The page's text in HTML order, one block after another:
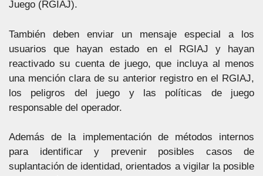
Juego (RGIAJ).
También deben enviar un mensaje especial a los
usuarios que hayan estado en el RGIAJ y hayan
reactivado su cuenta de juego, que incluya al menos
una mención clara de su anterior registro en el RGIAJ,
los peligros del juego y las políticas de juego
responsable del operador.
Además de la implementación de métodos internos
para identificar y prevenir posibles casos de
suplantación de identidad, orientados a vigilar la posible